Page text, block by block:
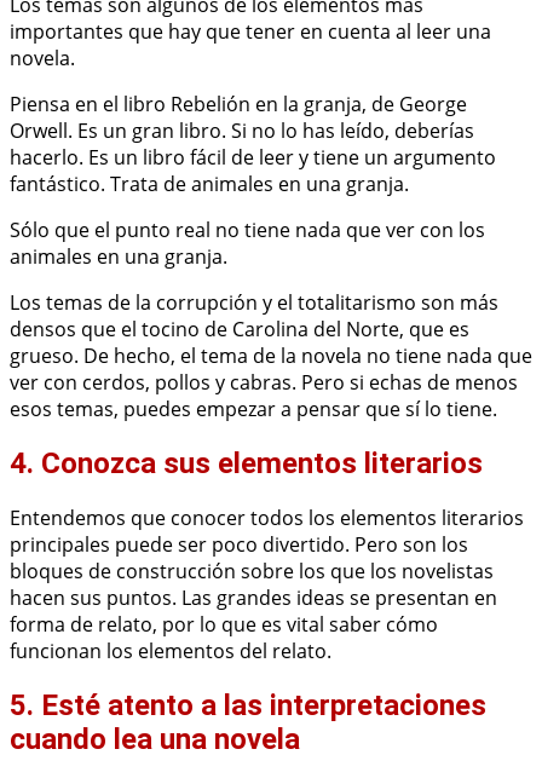
importantes que hay que tener en cuenta al leer una
novela.
Piensa en el libro Rebelión en la granja, de George
Orwell. Es un gran libro. Si no lo has leído, deberías
hacerlo. Es un libro fácil de leer y tiene un argumento
fantástico. Trata de animales en una granja.
Sólo que el punto real no tiene nada que ver con los
animales en una granja.
Los temas de la corrupción y el totalitarismo son más
densos que el tocino de Carolina del Norte, que es
grueso. De hecho, el tema de la novela no tiene nada que
ver con cerdos, pollos y cabras. Pero si echas de menos
esos temas, puedes empezar a pensar que sí lo tiene.
4. Conozca sus elementos literarios
Entendemos que conocer todos los elementos literarios
principales puede ser poco divertido. Pero son los
bloques de construcción sobre los que los novelistas
hacen sus puntos. Las grandes ideas se presentan en
forma de relato, por lo que es vital saber cómo
funcionan los elementos del relato.
5. Esté atento a las interpretaciones
cuando lea una novela